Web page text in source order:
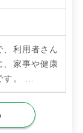
、利用者さん
、家事や健康
。